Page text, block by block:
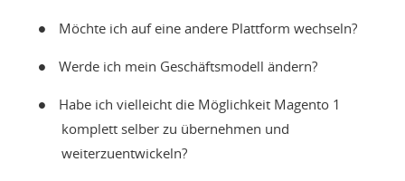
Möchte ich auf eine andere Plattform wechseln?
Werde ich mein Geschäftsmodell ändern?
Habe ich vielleicht die Möglichkeit Magento 1
komplett selber zu übernehmen und
weiterzuentwickeln?